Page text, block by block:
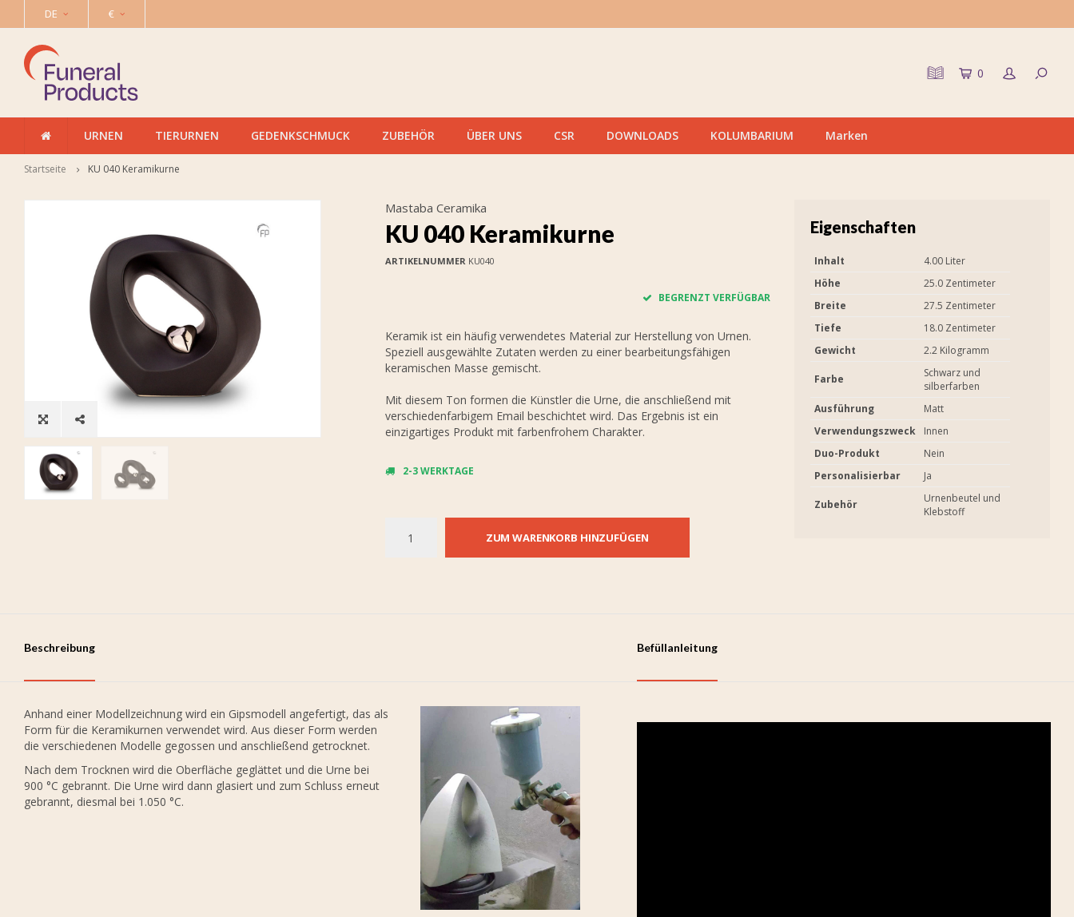
DE €
0
URNEN TIERURNEN GEDENKSCHMUCK ZUBEHÖR ÜBER UNS CSR DOWNLOADS KOLUMBARIUM Marken
Startseite KU 040 Keramikurne
Mastaba Ceramika
KU 040 Keramikurne
ARTIKELNUMMERKU040
BEGRENZT VERFÜGBAR
Keramik ist ein häufig verwendetes Material zur Herstellung von Urnen.
Speziell ausgewählte Zutaten werden zu einer bearbeitungsfähigen
keramischen Masse gemischt.
Mit diesem Ton formen die Künstler die Urne, die anschließend mit
verschiedenfarbigem Email beschichtet wird. Das Ergebnis ist ein
einzigartiges Produkt mit farbenfrohem Charakter.
2-3 WERKTAGE
ZUM WARENKORB HINZUFÜGEN
Eigenschaften
Inhalt
4.00 Liter
Höhe
25.0 Zentimeter
Breite
27.5 Zentimeter
Tiefe
18.0 Zentimeter
Gewicht
2.2 Kilogramm
Farbe
Schwarz und
silberfarben
Ausführung
Matt
Verwendungszweck
Innen
Duo-Produkt
Nein
Personalisierbar
Ja
Zubehör
Urnenbeutel und
Klebstoff
Beschreibung Befüllanleitung
Anhand einer Modellzeichnung wird ein Gipsmodell angefertigt, das als
Form für die Keramikurnen verwendet wird. Aus dieser Form werden
die verschiedenen Modelle gegossen und anschließend getrocknet.
Nach dem Trocknen wird die Oberfläche geglättet und die Urne bei
900 °C gebrannt. Die Urne wird dann glasiert und zum Schluss erneut
gebrannt, diesmal bei 1.050 °C.